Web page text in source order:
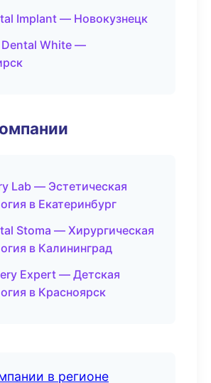
Implant — Новокузнецк
White —
Lab — Эстетическая
в Екатеринбург
Stoma — Хирургическая
в Калининград
Expert — Детская
в Красноярск
в регионе